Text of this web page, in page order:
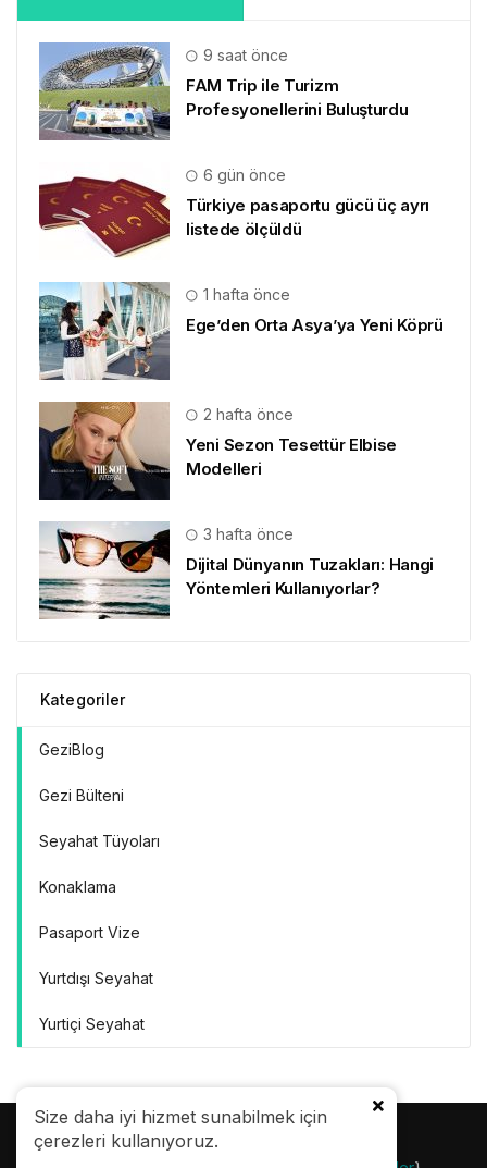
Size daha iyi hizmet sunabilmek için
çerezleri kullanıyoruz.
9 saat önce
FAM Trip ile Turizm
Profesyonellerini Buluşturdu
6 gün önce
Türkiye pasaportu gücü üç ayrı
listede ölçüldü
1 hafta önce
Ege’den Orta Asya’ya Yeni Köprü
2 hafta önce
Yeni Sezon Tesettür Elbise
Modelleri
3 hafta önce
Dijital Dünyanın Tuzakları: Hangi
Yöntemleri Kullanıyorlar?
Kategoriler
GeziBlog
Gezi Bülteni
Seyahat Tüyoları
Konaklama
Pasaport Vize
Yurtdışı Seyahat
Yurtiçi Seyahat